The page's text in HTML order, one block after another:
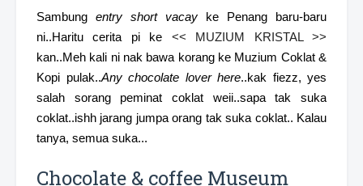
Sambung entry short vacay ke Penang baru-baru
ni..Haritu cerita pi ke << MUZIUM KRISTAL >>
kan..Meh kali ni nak bawa korang ke Muzium Coklat &
Kopi pulak..Any chocolate lover here..kak fiezz, yes
salah sorang peminat coklat weii..sapa tak suka
coklat..ishh jarang jumpa orang tak suka coklat.. Kalau
tanya, semua suka...
Chocolate & coffee Museum